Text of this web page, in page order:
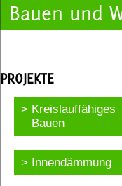
Bauen und
PROJEKTE
Kreislauffähiges
Bauen
Innendämmung